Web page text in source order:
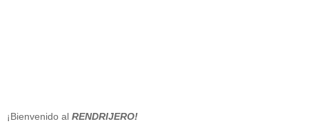
¡Bienvenido al RENDRIJERO!